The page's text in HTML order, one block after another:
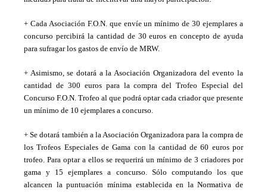
+ Cada Asociación F.O.N. que envíe un mínimo de 30 ejemplares a
concurso percibirá la cantidad de 30 euros en concepto de ayuda
para sufragar los gastos de envío de MRW.
+ Asimismo, se dotará a la Asociación Organizadora del evento la
cantidad de 300 euros para la compra del Trofeo Especial del
Concurso F.O.N. Trofeo al que podrá optar cada criador que presente
un mínimo de 10 ejemplares a concurso.
+ Se dotará también a la Asociación Organizadora para la compra de
los Trofeos Especiales de Gama con la cantidad de 60 euros por
trofeo. Para optar a ellos se requerirá un mínimo de 3 criadores por
gama y 15 ejemplares a concurso. Sólo computando los que
alcancen la puntuación mínima establecida en la Normativa de